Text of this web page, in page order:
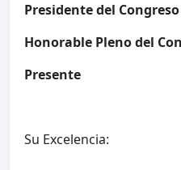
Presidente del
Honorable Pleno del
Presente
Su Excelencia: